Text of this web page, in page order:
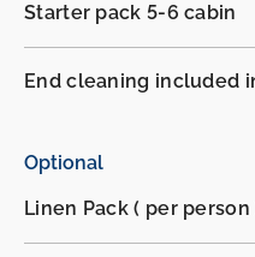
Starter pack 5-6 cabin
End cleaning included
Optional
Linen Pack ( per person